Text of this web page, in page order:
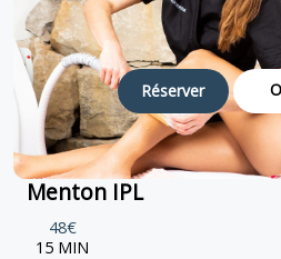
Réserver
Menton IPL
48€
15 MIN